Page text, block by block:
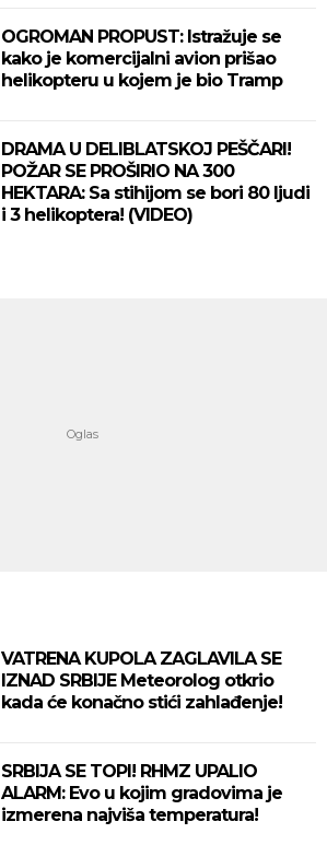
OGROMAN PROPUST: Istražuje se
kako je komercijalni avion prišao
helikopteru u kojem je bio Tramp
DRAMA U DELIBLATSKOJ PEŠČARI!
POŽAR SE PROŠIRIO NA 300
HEKTARA: Sa stihijom se bori 80 ljudi
i 3 helikoptera! (VIDEO)
VATRENA KUPOLA ZAGLAVILA SE
IZNAD SRBIJE Meteorolog otkrio
kada će konačno stići zahlađenje!
SRBIJA SE TOPI! RHMZ UPALIO
ALARM: Evo u kojim gradovima je
izmerena najviša temperatura!